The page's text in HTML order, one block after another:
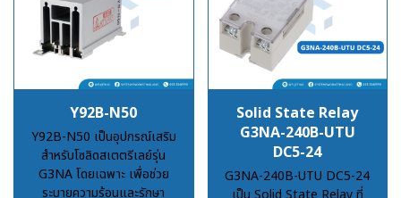
Y92B-N50
Y92B-N50 เป็นอุปกรณ์เสริม
สำหรับโซลิดสเตตรีเลย์รุ่น
G3NA โดยเฉพาะ เพื่อช่วย
ระบายความร้อนและรักษา
Solid State Relay
G3NA-240B-UTU
DC5-24
G3NA-240B-UTU DC5-24